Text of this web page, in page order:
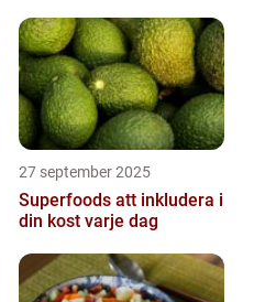
27 september 2025
Superfoods att inkludera i
din kost varje dag